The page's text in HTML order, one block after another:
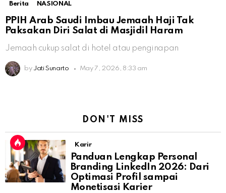
Berita NASIONAL
PPIH Arab Saudi Imbau Jemaah Haji Tak
Paksakan Diri Salat di Masjidil Haram
Jemaah cukup salat di hotel atau penginapan
by Jati Sunarto May 7, 2026, 8:33 am
DON'T MISS
Karir
Panduan Lengkap Personal
Branding LinkedIn 2026: Dari
Optimasi Profil sampai
Monetisasi Karier